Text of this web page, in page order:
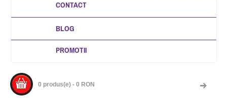
CONTACT
BLOG
PROMOTII
0 produs(e) - 0 RON